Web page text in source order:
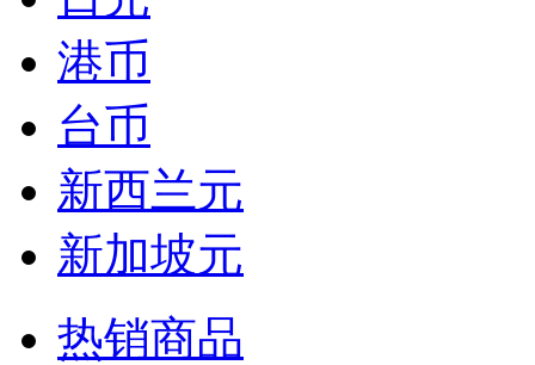
港币
台币
新西兰元
新加坡元
热销商品